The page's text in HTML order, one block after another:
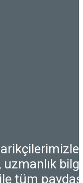
uzmanlık
tüm